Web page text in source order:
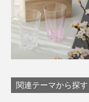
磨き直しサービスもあり。詳
モダンなブラックの
関連テーマから探す